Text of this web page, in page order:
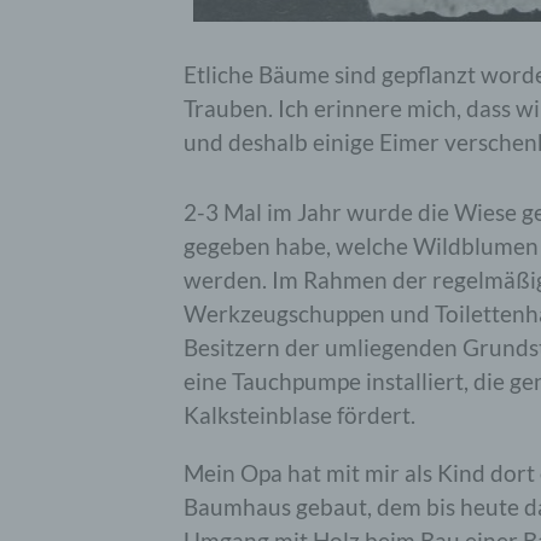
Etliche Bäume sind gepflanzt
Trauben. Ich erinnere mich, dass
und deshalb einige Eimer
2-3 Mal im Jahr wurde die Wiese
gegeben habe, welche
werden. Im Rahmen der
Werkzeugschuppen und
Besitzern der umliegenden
eine Tauchpumpe installiert, die
Kalksteinblase fördert.
Mein Opa hat mit mir als Kind
Baumhaus gebaut, dem bis heute